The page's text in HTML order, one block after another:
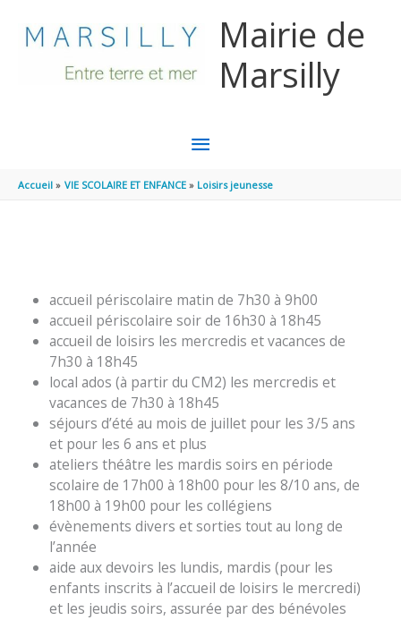
Mairie de
Marsilly
MENU
PRINCIPAL
Accueil VIE SCOLAIRE ET ENFANCE Loisirs jeunesse
accueil périscolaire matin de 7h30 à 9h00
accueil périscolaire soir de 16h30 à 18h45
accueil de loisirs les mercredis et vacances de
7h30 à 18h45
local ados (à partir du CM2) les mercredis et
vacances de 7h30 à 18h45
séjours d’été au mois de juillet pour les 3/5 ans
et pour les 6 ans et plus
ateliers théâtre les mardis soirs en période
scolaire de 17h00 à 18h00 pour les 8/10 ans, de
18h00 à 19h00 pour les collégiens
évènements divers et sorties tout au long de
l’année
aide aux devoirs les lundis, mardis (pour les
enfants inscrits à l’accueil de loisirs le mercredi)
et les jeudis soirs, assurée par des bénévoles